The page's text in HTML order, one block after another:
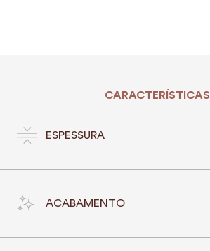
CARACTERÍSTICAS
ESPESSURA
ACABAMENTO